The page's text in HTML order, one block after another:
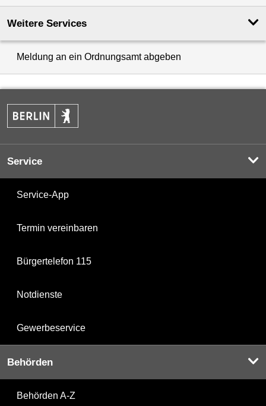
Weitere Services
Meldung an ein Ordnungsamt abgeben
Service
Service-App
Termin vereinbaren
Bürgertelefon 115
Notdienste
Gewerbeservice
Behörden
Behörden A-Z